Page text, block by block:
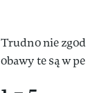
Trudno nie
obawy te są w